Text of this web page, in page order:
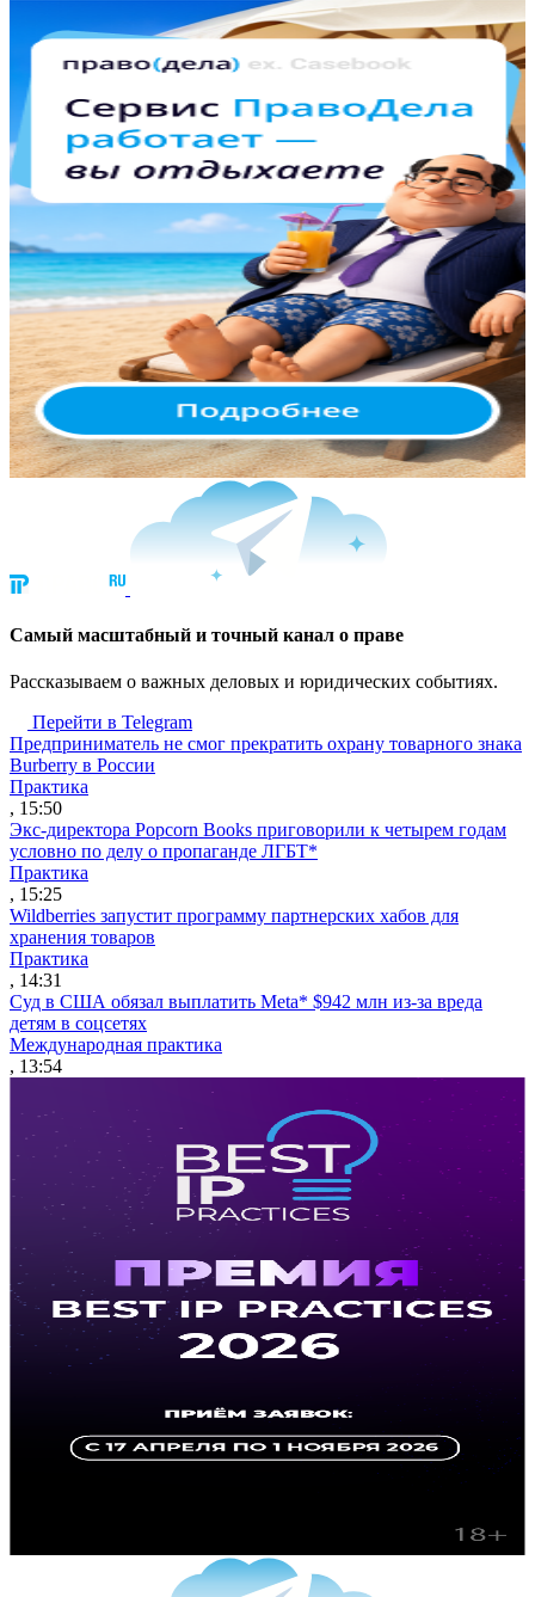
Cамый масштабный и точный канал о праве
Рассказываем о важных деловых и юридических событиях.
Перейти в Telegram
Предприниматель не смог прекратить охрану товарного знака
Burberry в России
Практика
, 15:50
Экс-директора Popcorn Books приговорили к четырем годам
условно по делу о пропаганде ЛГБТ*
Практика
, 15:25
Wildberries запустит программу партнерских хабов для
хранения товаров
Практика
, 14:31
Суд в США обязал выплатить Meta* $942 млн из-за вреда
детям в соцсетях
Международная практика
, 13:54